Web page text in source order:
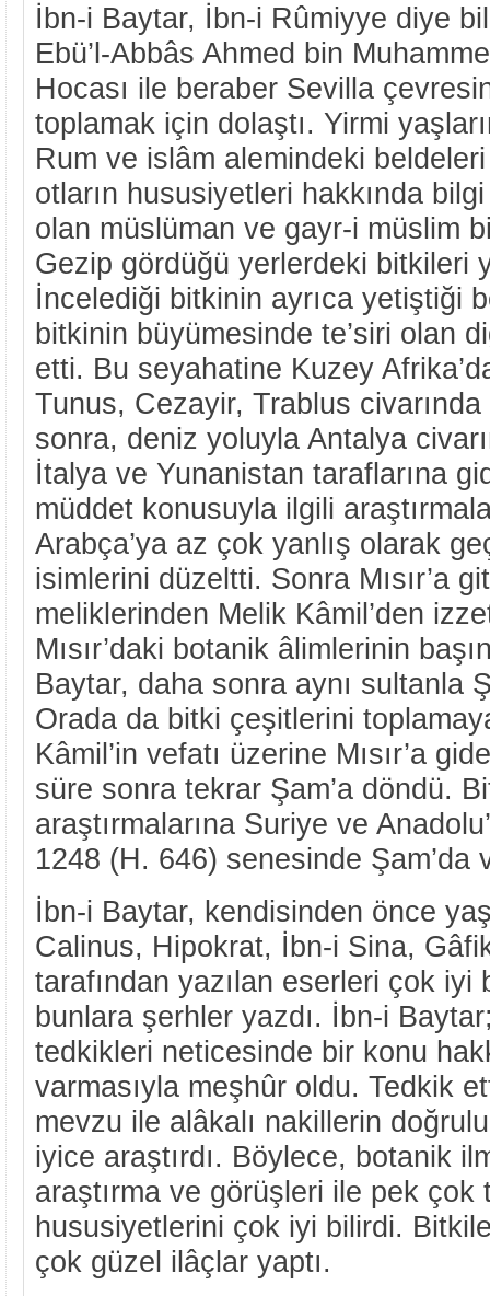
İbn-i Baytar, İbn-i Rûmiyye diye
Ebü’l-Abbâs Ahmed bin
Hocası ile beraber Sevilla
toplamak için dolaştı. Yirmi
Rum ve islâm alemindeki
otların hususiyetleri hakkında
olan müslüman ve gayr-i müslim
Gezip gördüğü yerlerdeki bitkileri
İncelediği bitkinin ayrıca yetiştiği
bitkinin büyümesinde te’siri olan
etti. Bu seyahatine Kuzey
Tunus, Cezayir, Trablus civarında
sonra, deniz yoluyla Antalya
İtalya ve Yunanistan taraflarına
müddet konusuyla ilgili
Arabça’ya az çok yanlış olarak
isimlerini düzeltti. Sonra Mısır’a
meliklerinden Melik Kâmil’den
Mısır’daki botanik âlimlerinin
Baytar, daha sonra aynı sultanla
Orada da bitki çeşitlerini
Kâmil’in vefatı üzerine Mısır’a
süre sonra tekrar Şam’a döndü.
araştırmalarına Suriye ve
1248 (H. 646) senesinde Şam’da
İbn-i Baytar, kendisinden önce
Calinus, Hipokrat, İbn-i Sina,
tarafından yazılan eserleri çok
bunlara şerhler yazdı. İbn-i
tedkikleri neticesinde bir konu
varmasıyla meşhûr oldu. Tedkik
mevzu ile alâkalı nakillerin
iyice araştırdı. Böylece, botanik
araştırma ve görüşleri ile pek çok
hususiyetlerini çok iyi bilirdi.
çok güzel ilâçlar yaptı.